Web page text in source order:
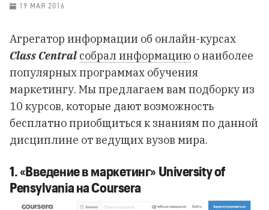
19 МАЯ 2016
Агрегатор информации об онлайн-курсах
Class Central собрал информацию о наиболее
популярных программах обучения
маркетингу. Мы предлагаем вам подборку из
10 курсов, которые дают возможность
бесплатно приобщиться к знаниям по данной
дисциплине от ведущих вузов мира.
1. «Введение в маркетинг» University of
Pensylvania на Coursera